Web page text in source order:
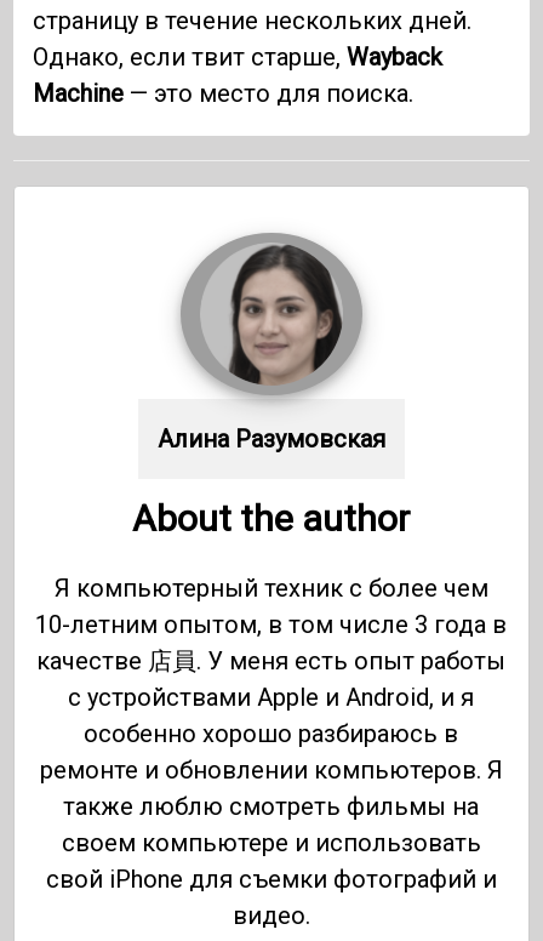
страницу в течение нескольких дней.
Однако, если твит старше,Wayback
Machine — это место для поиска.
Алина Разумовская
About the author
Я компьютерный техник с более чем
10-летним опытом, в том числе 3 года в
качестве 店員. У меня есть опыт работы
с устройствами Apple и Android, и я
особенно хорошо разбираюсь в
ремонте и обновлении компьютеров. Я
также люблю смотреть фильмы на
своем компьютере и использовать
свой iPhone для съемки фотографий и
видео.